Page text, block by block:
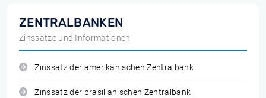
ZENTRALBANKEN
Zinssätze und Informationen
Zinssatz der amerikanischen Zentralbank
Zinssatz der brasilianischen Zentralbank